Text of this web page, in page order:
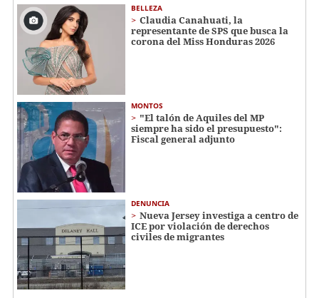
BELLEZA
Claudia Canahuati, la
representante de SPS que busca la
corona del Miss Honduras 2026
MONTOS
"El talón de Aquiles del MP
siempre ha sido el presupuesto":
Fiscal general adjunto
DENUNCIA
Nueva Jersey investiga a centro de
ICE por violación de derechos
civiles de migrantes